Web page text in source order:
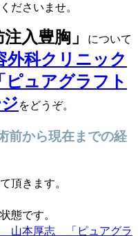
ださいませ。
入豊胸」
について
外科クリニック
ュアグラフト
をどうぞ。
前から現在までの経
頂きます。
態です。